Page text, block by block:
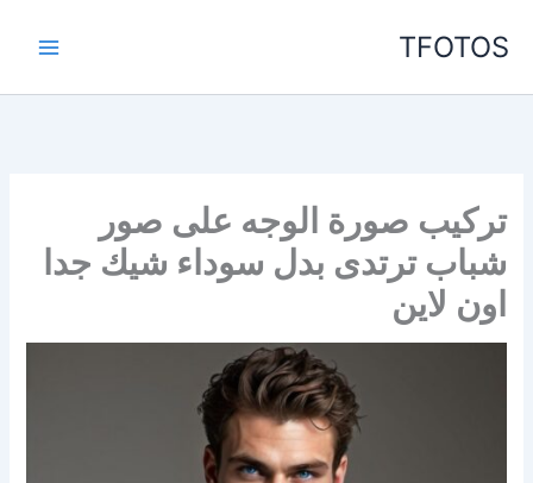
TFOTOS
تركيب صورة الوجه على صور
شباب ترتدى بدل سوداء شيك جدا
اون لاين